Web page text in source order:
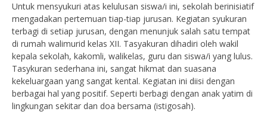
Untuk mensyukuri atas kelulusan siswa/i ini, sekolah berinisiatif
mengadakan pertemuan tiap-tiap jurusan. Kegiatan syukuran
terbagi di setiap jurusan, dengan menunjuk salah satu tempat
di rumah walimurid kelas XII. Tasyakuran dihadiri oleh wakil
kepala sekolah, kakomli, walikelas, guru dan siswa/i yang lulus.
Tasykuran sederhana ini, sangat hikmat dan suasana
kekeluargaan yang sangat kental. Kegiatan ini diisi dengan
berbagai hal yang positif. Seperti berbagi dengan anak yatim di
lingkungan sekitar dan doa bersama (istigosah).